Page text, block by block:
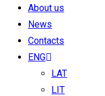
About us
News
Contacts
ENG
LAT
LIT